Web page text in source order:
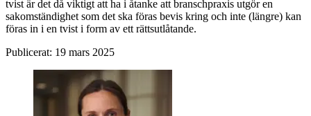
tvist är det då viktigt att ha i åtanke att branschpraxis utgör en
sakomständighet som det ska föras bevis kring och inte (längre) kan
föras in i en tvist i form av ett rättsutlåtande.
Publicerat: 19 mars 2025